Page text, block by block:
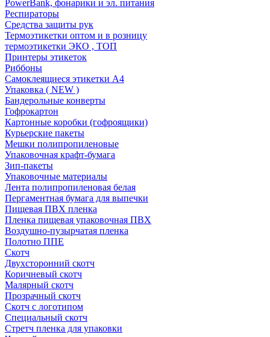
PowerBank, фонарики и эл. питания
Респираторы
Средства защиты рук
Термоэтикетки оптом и в розницу
термоэтикетки ЭКО , ТОП
Принтеры этикеток
Риббоны
Самоклеящиеся этикетки А4
Упаковка ( NEW )
Бандерольные конверты
Гофрокартон
Картонные коробки (гофроящики)
Курьерские пакеты
Мешки полипропиленовые
Упаковочная крафт-бумага
Зип-пакеты
Упаковочные материалы
Лента полипропиленовая белая
Пергаментная бумага для выпечки
Пищевая ПВХ пленка
Пленка пищевая упаковочная ПВХ
Воздушно-пузырчатая пленка
Полотно ППЕ
Скотч
Двухсторонний скотч
Коричневый скотч
Малярный скотч
Прозрачный скотч
Скотч с логотипом
Специальный скотч
Стретч пленка для упаковки